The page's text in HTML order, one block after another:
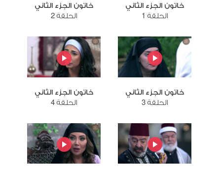
خاتون الجزء الثاني
الحلقة 1
خاتون الجزء الثاني
الحلقة 2
خاتون الجزء الثاني
الحلقة 3
خاتون الجزء الثاني
الحلقة 4